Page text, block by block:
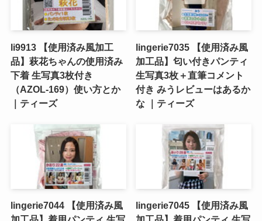
li9913 【使用済み風加工
品】萩花ちゃんの使用済み
下着 生写真3枚付き
（AZOL-169）使い方とか
｜ティーズ
lingerie7035 【使用済み風
加工品】匂い付きパンティ
生写真3枚＋直筆コメント
付き みうレビューはあるか
な ｜ティーズ
lingerie7044 【使用済み風
lingerie7045 【使用済み風